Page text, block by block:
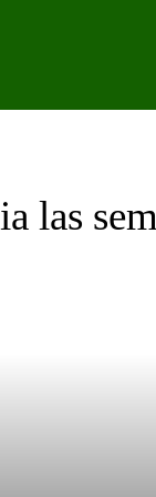
las